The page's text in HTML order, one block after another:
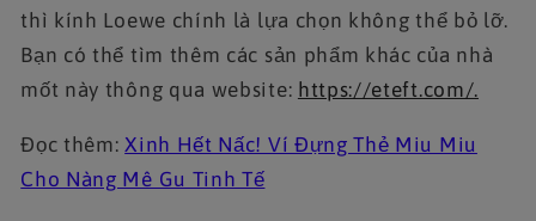
thì kính Loewe chính là lựa chọn không thể bỏ lỡ.
Bạn có thể tìm thêm các sản phẩm khác của nhà
mốt này thông qua website: https://eteft.com/.
Đọc thêm:Xinh Hết Nấc! Ví Đựng Thẻ Miu Miu
Cho Nàng Mê Gu Tinh Tế